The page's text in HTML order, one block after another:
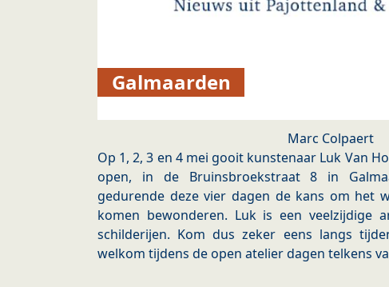
Galmaarden
Marc Colpaert
Op 1, 2, 3 en 4 mei gooit kunstenaar Luk Van
open, in de Bruinsbroekstraat 8 in
gedurende deze vier dagen de kans om het
komen bewonderen. Luk is een veelzijdige
schilderijen. Kom dus zeker eens langs
welkom tijdens de open atelier dagen telkens